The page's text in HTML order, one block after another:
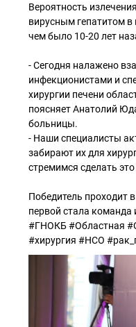
Вероятность
вирусным гепатитом
чем было 10-20 лет
- Сегодня налажено
инфекционистами и
хирургии печени
поясняет Анатолий
больницы.
- Наши специалисты
забирают их для
стремимся сделать
Победитель проходит
первой стала команда
#ГНОКБ #Областная
#хирургия #НСО